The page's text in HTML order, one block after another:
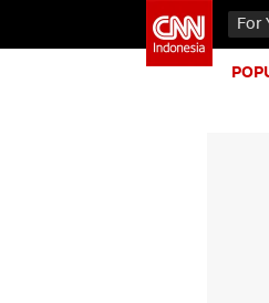
For